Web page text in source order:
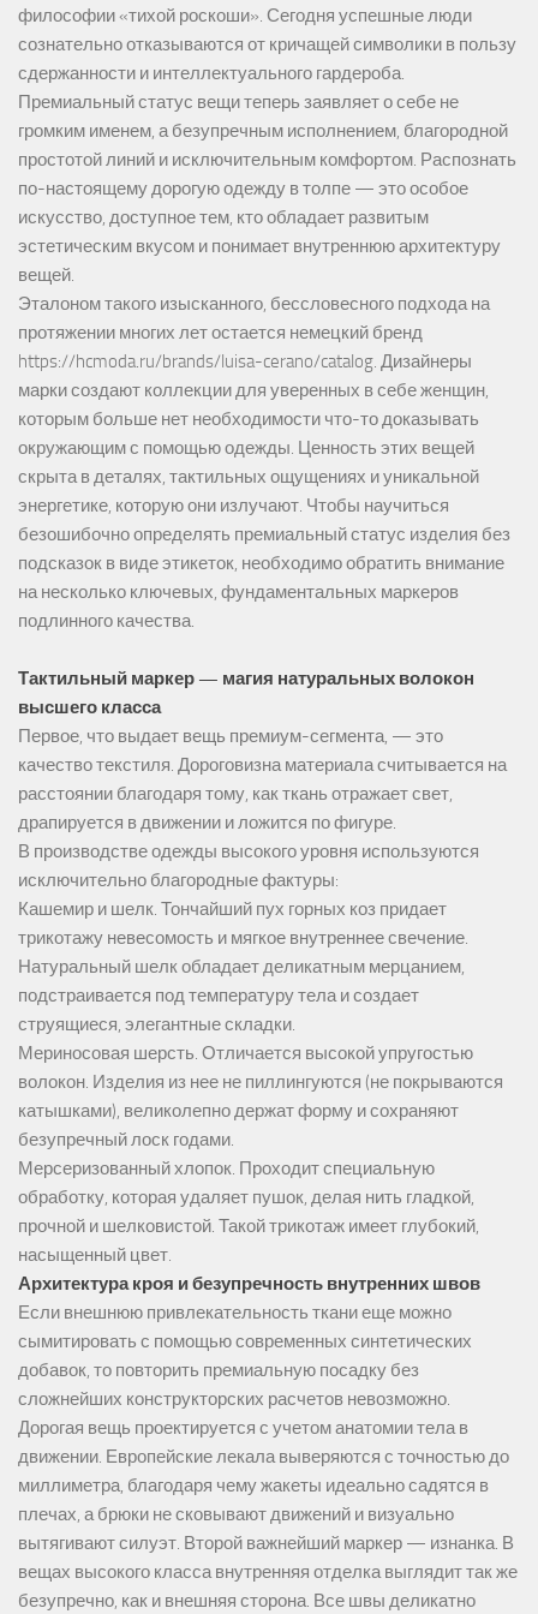
философии «тихой роскоши». Сегодня успешные люди
сознательно отказываются от кричащей символики в пользу
сдержанности и интеллектуального гардероба.
Премиальный статус вещи теперь заявляет о себе не
громким именем, а безупречным исполнением, благородной
простотой линий и исключительным комфортом. Распознать
по-настоящему дорогую одежду в толпе — это особое
искусство, доступное тем, кто обладает развитым
эстетическим вкусом и понимает внутреннюю архитектуру
вещей.
Эталоном такого изысканного, бессловесного подхода на
протяжении многих лет остается немецкий бренд
https://hcmoda.ru/brands/luisa-cerano/catalog. Дизайнеры
марки создают коллекции для уверенных в себе женщин,
которым больше нет необходимости что-то доказывать
окружающим с помощью одежды. Ценность этих вещей
скрыта в деталях, тактильных ощущениях и уникальной
энергетике, которую они излучают. Чтобы научиться
безошибочно определять премиальный статус изделия без
подсказок в виде этикеток, необходимо обратить внимание
на несколько ключевых, фундаментальных маркеров
подлинного качества.
Тактильный маркер — магия натуральных волокон
высшего класса
Первое, что выдает вещь премиум-сегмента, — это
качество текстиля. Дороговизна материала считывается на
расстоянии благодаря тому, как ткань отражает свет,
драпируется в движении и ложится по фигуре.
В производстве одежды высокого уровня используются
исключительно благородные фактуры:
Кашемир и шелк. Тончайший пух горных коз придает
трикотажу невесомость и мягкое внутреннее свечение.
Натуральный шелк обладает деликатным мерцанием,
подстраивается под температуру тела и создает
струящиеся, элегантные складки.
Мериносовая шерсть. Отличается высокой упругостью
волокон. Изделия из нее не пиллингуются (не покрываются
катышками), великолепно держат форму и сохраняют
безупречный лоск годами.
Мерсеризованный хлопок. Проходит специальную
обработку, которая удаляет пушок, делая нить гладкой,
прочной и шелковистой. Такой трикотаж имеет глубокий,
насыщенный цвет.
Архитектура кроя и безупречность внутренних швов
Если внешнюю привлекательность ткани еще можно
сымитировать с помощью современных синтетических
добавок, то повторить премиальную посадку без
сложнейших конструкторских расчетов невозможно.
Дорогая вещь проектируется с учетом анатомии тела в
движении. Европейские лекала выверяются с точностью до
миллиметра, благодаря чему жакеты идеально садятся в
плечах, а брюки не сковывают движений и визуально
вытягивают силуэт. Второй важнейший маркер — изнанка. В
вещах высокого класса внутренняя отделка выглядит так же
безупречно, как и внешняя сторона. Все швы деликатно